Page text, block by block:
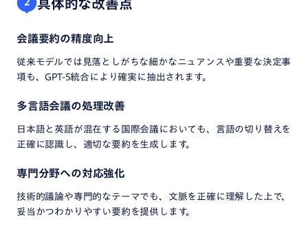
2 具体的な改善点
会議要約の精度向上
従来モデルでは見落としがちな細かなニュアンスや重要な決定事
項も、GPT-5統合により確実に抽出されます。
多言語会議の処理改善
日本語と英語が混在する国際会議においても、言語の切り替えを
正確に認識し、適切な要約を生成します。
専門分野への対応強化
技術的議論や専門的なテーマでも、文脈を正確に理解した上で、
妥当かつわかりやすい要約を提供します。